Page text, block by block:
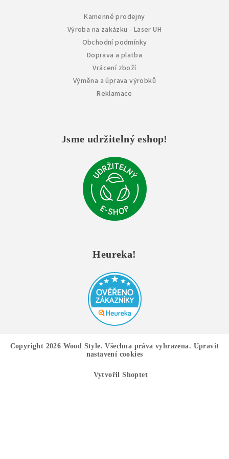
Kamenné prodejny
Výroba na zakázku - Laser UH
Obchodní podmínky
Doprava a platba
Vrácení zboží
Výměna a úprava výrobků
Reklamace
Jsme udržitelný eshop!
Heureka!
Copyright 2026 Wood Style. Všechna práva vyhrazena. Upravit
nastavení cookies
Vytvořil Shoptet